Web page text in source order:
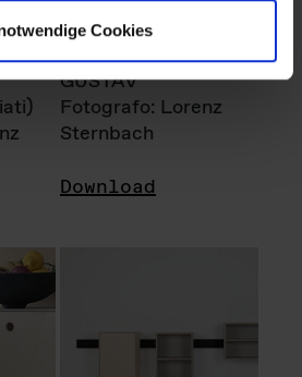
Cookies
GUSTAV
Fotografo: Lorenz
Sternbach
Download